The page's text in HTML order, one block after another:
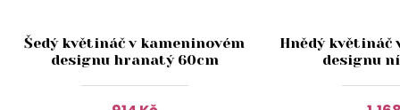
Šedý květináč v kameninovém
designu hranatý 60cm
Hnědý květináč
designu